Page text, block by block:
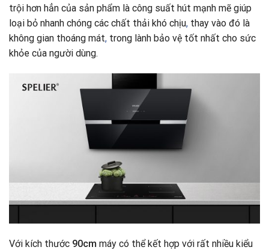
trội hơn hẳn của sản phẩm là công suất hút mạnh mẽ giúp
loại bỏ nhanh chóng các chất thải khó chịu, thay vào đó là
không gian thoáng mát, trong lành bảo vệ tốt nhất cho sức
khỏe của người dùng.
Với kích thước 90cm máy có thể kết hợp với rất nhiều kiểu